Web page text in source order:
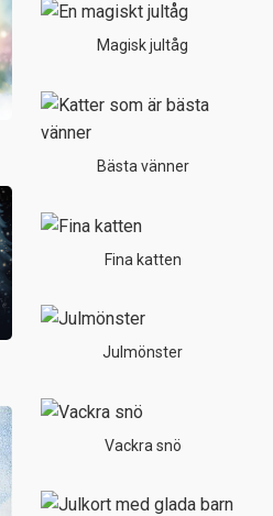
Magisk jultåg
Bästa vänner
Fina katten
Julmönster
Vackra snö